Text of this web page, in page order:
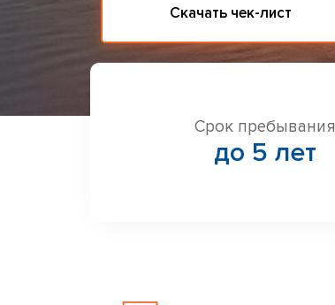
Скачать чек-лист
Срок пребывания
до 5 лет